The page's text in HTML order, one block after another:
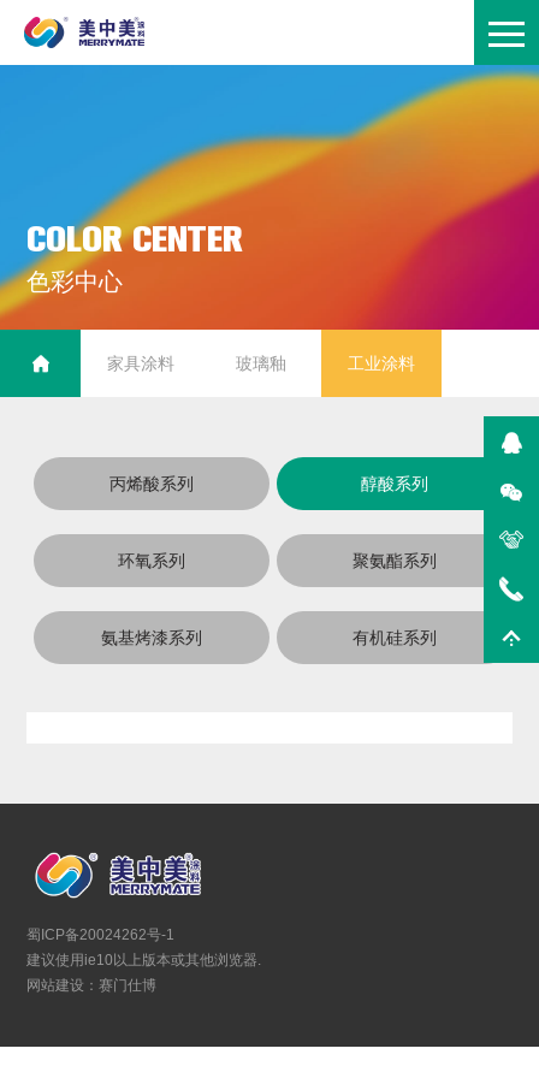
COLOR CENTER
色彩中心
家具涂料 玻璃釉 工业涂料
丙烯酸系列 醇酸系列
环氧系列 聚氨酯系列
氨基烤漆系列 有机硅系列
蜀ICP备20024262号-1
建议使用ie10以上版本或其他浏览器.
网站建设：赛门仕博